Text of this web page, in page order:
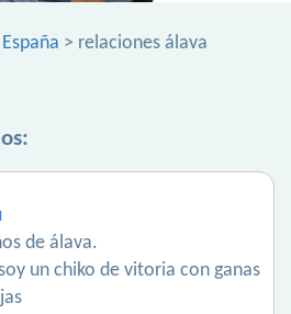
> relaciones álava
de álava.
un chiko de vitoria con ganas